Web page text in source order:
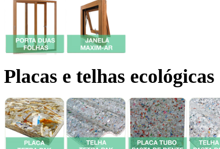
Placas e telhas ecológicas